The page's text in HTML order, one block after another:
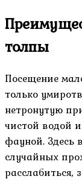
толпы
Посещение
только
нетронутую
чистой водой
фауной. Здесь
случайных
расслабиться,